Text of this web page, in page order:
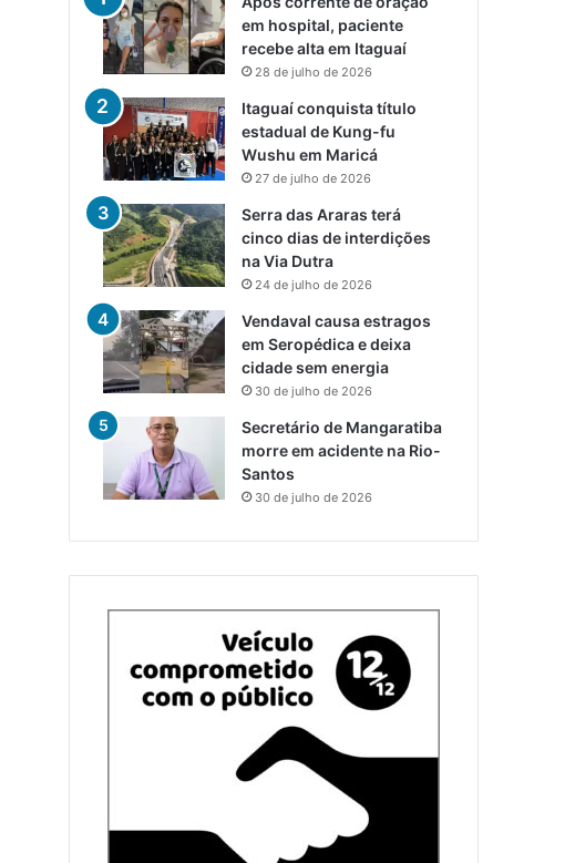
em hospital, paciente
recebe alta em Itaguaí
28 de julho de 2026
Itaguaí conquista título
estadual de Kung-fu
Wushu em Maricá
27 de julho de 2026
Serra das Araras terá
cinco dias de interdições
na Via Dutra
24 de julho de 2026
Vendaval causa estragos
em Seropédica e deixa
cidade sem energia
30 de julho de 2026
Secretário de Mangaratiba
morre em acidente na Rio-
Santos
30 de julho de 2026